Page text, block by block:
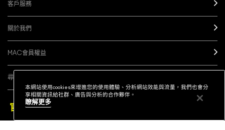
下單即可挑選精美小贈品！
官網優惠
客戶服務
關於我們
MAC會員權益
尋找櫃點
專業彩妝服務
本網站使用cookies來增進您的使用體驗、分析網站效能與流量，我們也會分
享相關資訊給社群、廣告與分析的合作夥伴。
瞭解更多